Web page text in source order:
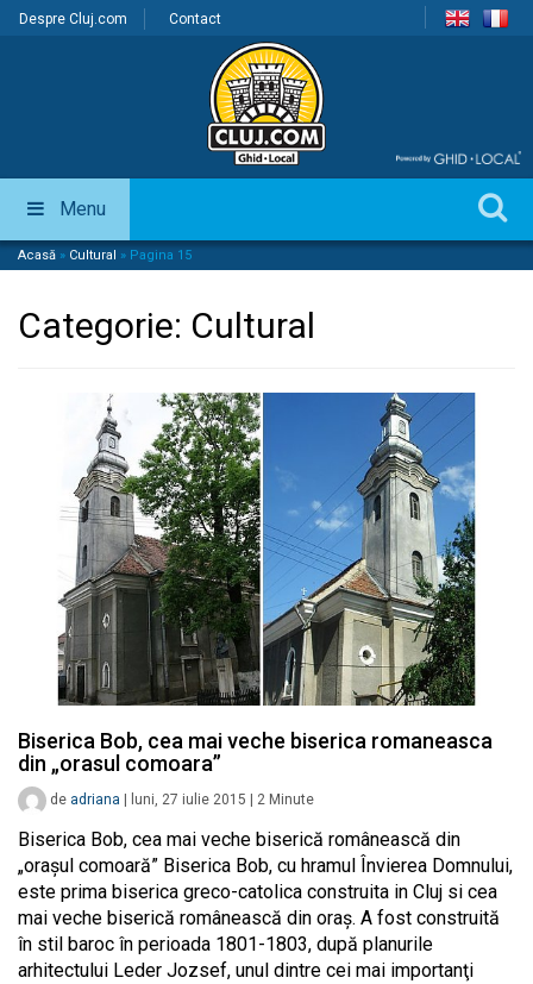
Despre Cluj.com Contact
Menu
Acasă » Cultural » Pagina 15
Categorie: Cultural
Biserica Bob, cea mai veche biserica romaneasca
din „orasul comoara”
de adriana luni, 27 iulie 2015 2 Minute
Biserica Bob, cea mai veche biserică românească din
„orașul comoară” Biserica Bob, cu hramul Învierea Domnului,
este prima biserica greco-catolica construita in Cluj si cea
mai veche biserică românească din oraş. A fost construită
în stil baroc în perioada 1801-1803, după planurile
arhitectului Leder Jozsef, unul dintre cei mai importanţi